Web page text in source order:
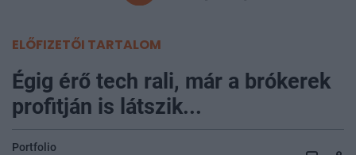
ELŐFIZETŐI TARTALOM
Égig érő tech rali, már a brókerek
profitján is látszik...
Portfolio